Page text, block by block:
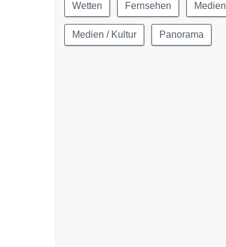
Wetten Fernsehen Medien
Medien / Kultur Panorama